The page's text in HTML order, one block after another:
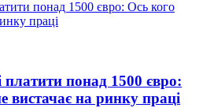
понад 1500 євро:
вистачає на ринку праці